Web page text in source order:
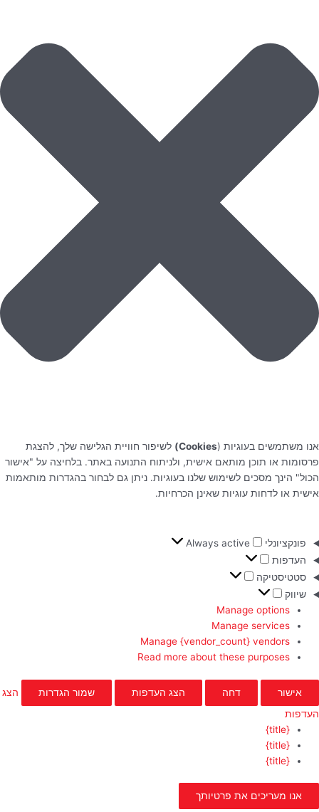
אנו משתמשים בעוגיות (Cookies)
לשיפור חוויית הגלישה שלך, להצגת
פרסומות או תוכן מותאם אישית, ולניתוח התנועה באתר. בלחיצה על "אישור
הכול" הינך מסכים לשימוש שלנו בעוגיות. ניתן גם לבחור בהגדרות מותאמות
אישית או לדחות עוגיות שאינן הכרחיות.
פונקציונלי
Always active
העדפות
סטטיסטיקה
שיווק
Manage options
Manage services
Manage {vendor_count} vendors
Read more about these purposes
אישור דחה הצג העדפות שמור הגדרות
הצג
העדפות
{title}
{title}
{title}
אנו מעריכים את פרטיותך